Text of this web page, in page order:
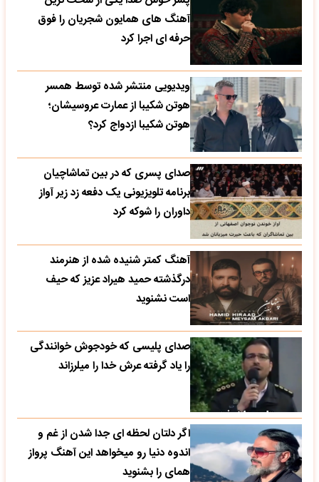
آهنگ های همایون شجریان را فوق
حرفه ای اجرا کرد
ویدیویی منتشر شده توسط همسر
هوتن شکیبا از عمارت عروسیشان؛
هوتن شکیبا ازدواج کرد؟
صدای پسری که در بین تماشاچیان
برنامه تلویزیونی یک دفعه زد زیر آواز
داوران را شوکه کرد
آهنگ کمتر شنیده شده از هنرمند
درگذشته حمید هیراد عزیز که حیف
است نشنوید
صدای پلیسی که خودجوش خوانندگی
را یاد گرفته عرش خدا را میلرزاند
اگر دلتان لحظه ای جدا شدن از غم و
اندوه دنیا رو میخواهد این آهنگ پرواز
همای را بشنوید